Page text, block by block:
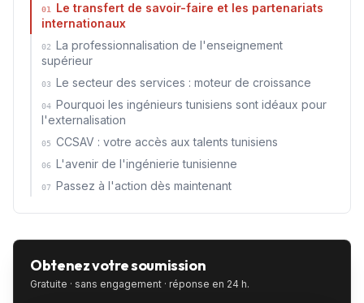
01
Le transfert de savoir-faire et les partenariats
internationaux
02
La professionnalisation de l'enseignement
supérieur
03 Le secteur des services : moteur de croissance
04 Pourquoi les ingénieurs tunisiens sont idéaux pour
l'externalisation
05 CCSAV : votre accès aux talents tunisiens
06 L'avenir de l'ingénierie tunisienne
07 Passez à l'action dès maintenant
Obtenez votre soumission
Gratuite · sans engagement · réponse en 24 h.